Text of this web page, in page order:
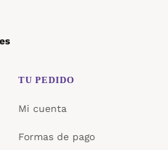
TU PEDIDO
Mi cuenta
Formas de pago